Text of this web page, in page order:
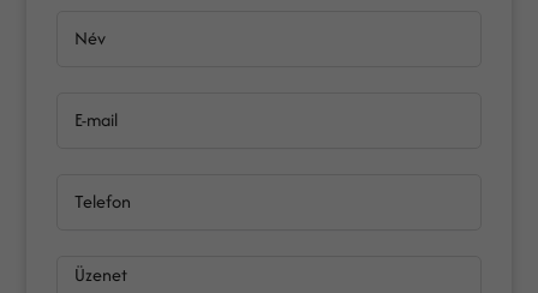
Név
E-mail
Telefon
Üzenet